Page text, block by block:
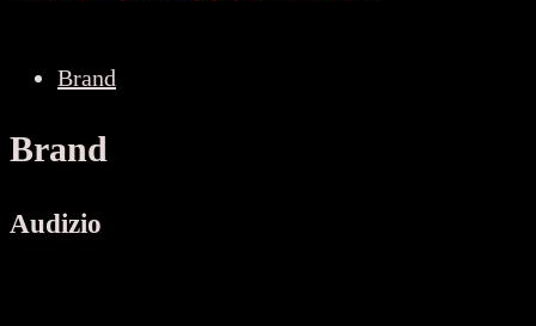
Wood
количина
Brand
Brand
Audizio